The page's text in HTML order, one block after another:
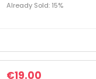
Already Sold: 15%
€19.00